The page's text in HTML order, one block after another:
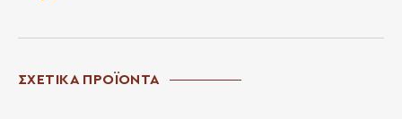
ΣΧΕΤΙΚΑ ΠΡΟΪΟΝΤΑ